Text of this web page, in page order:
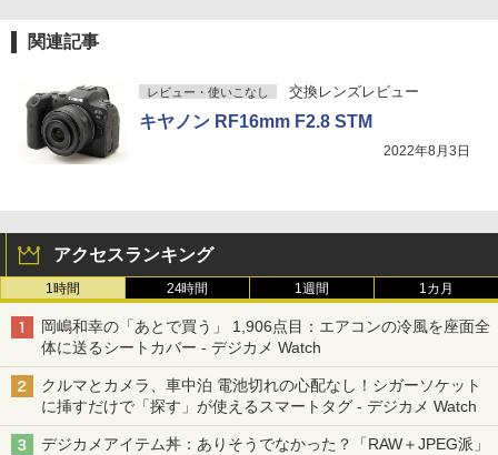
関連記事
レビュー・使いこなし 交換レンズレビュー
キヤノン RF16mm F2.8 STM
2022年8月3日
アクセスランキング
1時間 24時間 1週間 1カ月
岡嶋和幸の「あとで買う」 1,906点目：エアコンの冷風を座面全
体に送るシートカバー - デジカメ Watch
クルマとカメラ、車中泊 電池切れの心配なし！シガーソケット
に挿すだけで「探す」が使えるスマートタグ - デジカメ Watch
デジカメアイテム丼：ありそうでなかった？「RAW＋JPEG派」